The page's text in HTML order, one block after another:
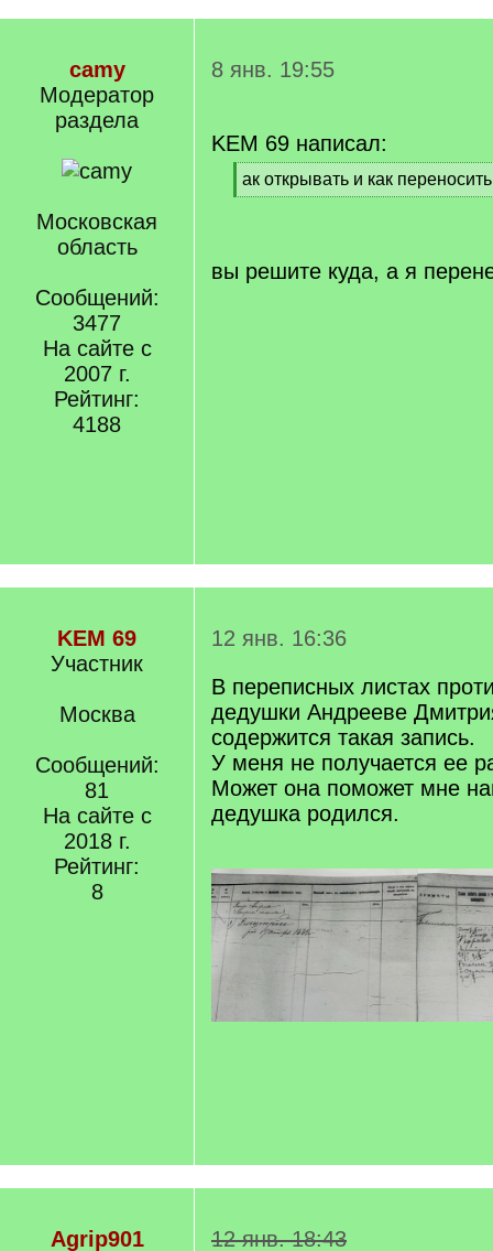
camy
Модератор
раздела
Московская
область
Сообщений:
3477
На сайте с
2007 г.
Рейтинг:
4188
8 янв. 19:55
KEM 69 написал:
[
q
ак открывать и как
[
вы решите куда, а я
KEM 69
Участник
Москва
Сообщений:
81
На сайте с
2018 г.
Рейтинг:
8
12 янв. 16:36
В переписных листах
дедушки Андрееве
содержится такая запись.
У меня не получается ее
Может она поможет мне
дедушка родился.
Agrip901 12 янв. 18:43